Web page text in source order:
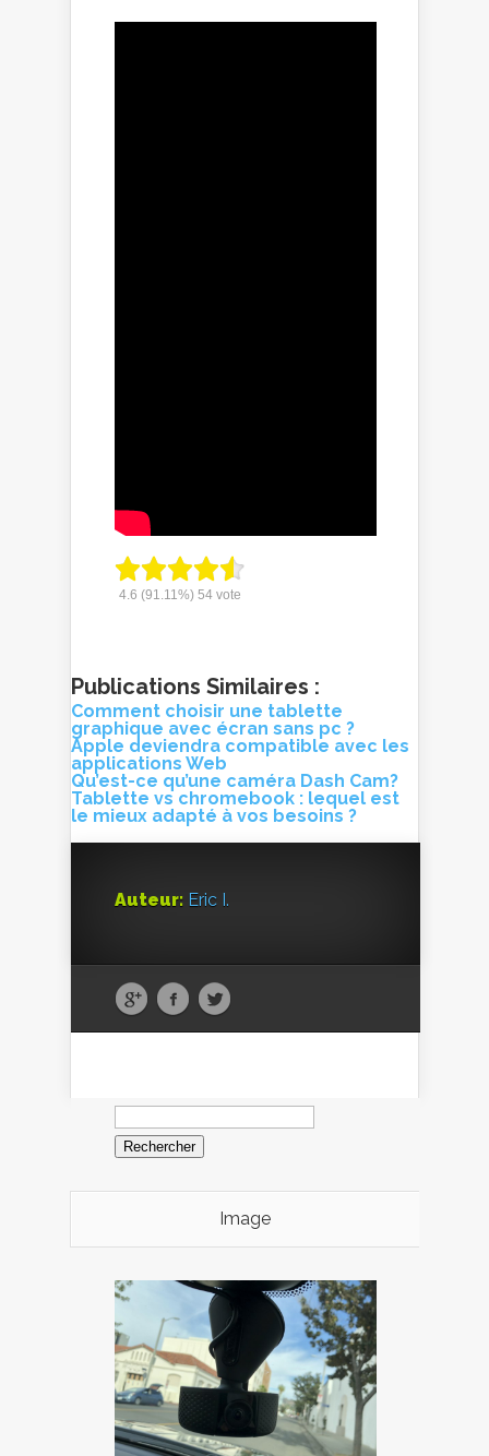
4.6 (91.11%) 54 vote
Publications Similaires :
Comment choisir une tablette
graphique avec écran sans pc ?
Apple deviendra compatible avec les
applications Web
Qu’est-ce qu’une caméra Dash Cam?
Tablette vs chromebook : lequel est
le mieux adapté à vos besoins ?
Auteur: Eric I.
Rechercher :
Image